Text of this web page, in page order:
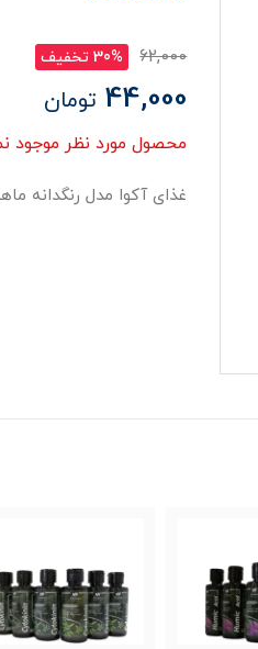
62,000 30% تخفیف
44,000 تومان
محصول مورد نظر موجود
غذای آکوا مدل رنگدانه ماهی